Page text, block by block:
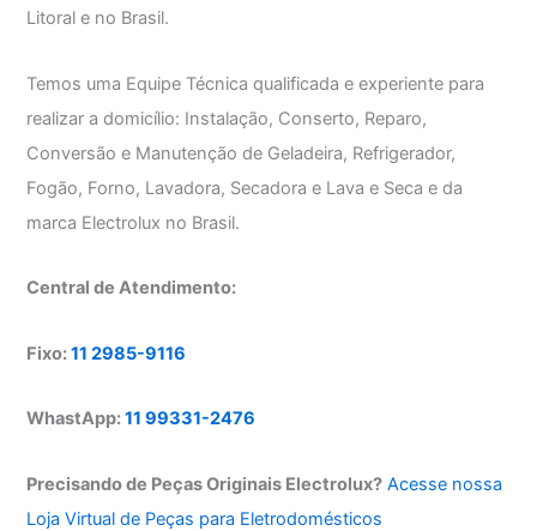
Litoral e no Brasil.
Temos uma Equipe Técnica qualificada e experiente para
realizar a domicílio: Instalação, Conserto, Reparo,
Conversão e Manutenção de Geladeira, Refrigerador,
Fogão, Forno, Lavadora, Secadora e Lava e Seca e da
marca Electrolux no Brasil.
Central de Atendimento:
Fixo:11 2985-9116
WhastApp:11 99331-2476
Precisando de Peças Originais Electrolux? Acesse nossa
Loja Virtual de Peças para Eletrodomésticos